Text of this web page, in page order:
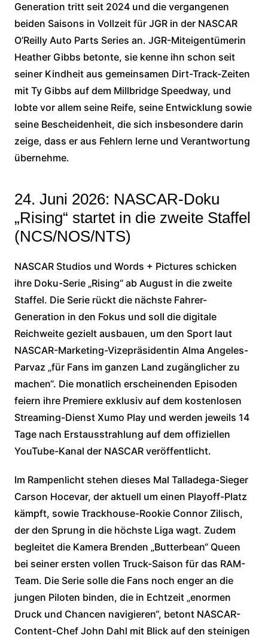
Generation tritt seit 2024 und die vergangenen
beiden Saisons in Vollzeit für JGR in der NASCAR
O’Reilly Auto Parts Series an. JGR-Miteigentümerin
Heather Gibbs betonte, sie kenne ihn schon seit
seiner Kindheit aus gemeinsamen Dirt-Track-Zeiten
mit Ty Gibbs auf dem Millbridge Speedway, und
lobte vor allem seine Reife, seine Entwicklung sowie
seine Bescheidenheit, die sich insbesondere darin
zeige, dass er aus Fehlern lerne und Verantwortung
übernehme.
24. Juni 2026: NASCAR-Doku
„Rising“ startet in die zweite Staffel
(NCS/NOS/NTS)
NASCAR Studios und Words + Pictures schicken
ihre Doku-Serie „Rising“ ab August in die zweite
Staffel. Die Serie rückt die nächste Fahrer-
Generation in den Fokus und soll die digitale
Reichweite gezielt ausbauen, um den Sport laut
NASCAR-Marketing-Vizepräsidentin Alma Angeles-
Parvaz „für Fans im ganzen Land zugänglicher zu
machen“. Die monatlich erscheinenden Episoden
feiern ihre Premiere exklusiv auf dem kostenlosen
Streaming-Dienst Xumo Play und werden jeweils 14
Tage nach Erstausstrahlung auf dem offiziellen
YouTube-Kanal der NASCAR veröffentlicht.
Im Rampenlicht stehen dieses Mal Talladega-Sieger
Carson Hocevar, der aktuell um einen Playoff-Platz
kämpft, sowie Trackhouse-Rookie Connor Zilisch,
der den Sprung in die höchste Liga wagt. Zudem
begleitet die Kamera Brenden „Butterbean“ Queen
bei seiner ersten vollen Truck-Saison für das RAM-
Team. Die Serie solle die Fans noch enger an die
jungen Piloten binden, die in Echtzeit „enormen
Druck und Chancen navigieren“, betont NASCAR-
Content-Chef John Dahl mit Blick auf den steinigen